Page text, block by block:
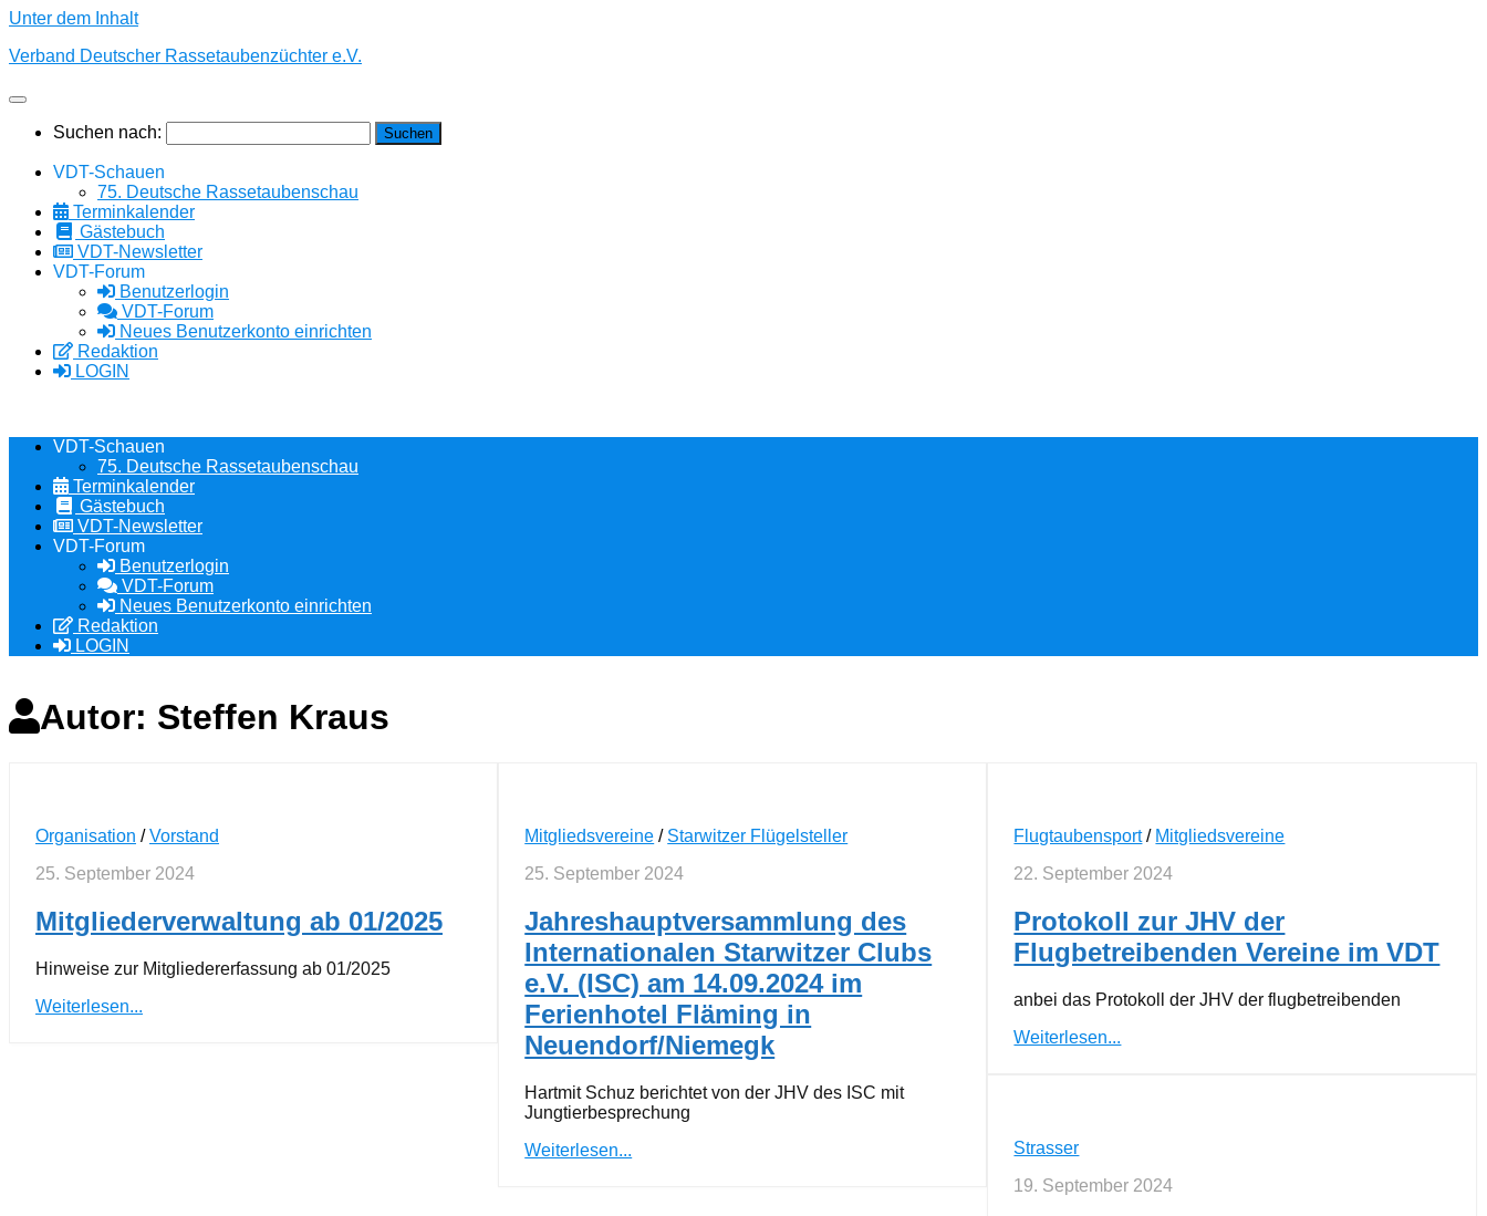
Unter dem Inhalt
Verband Deutscher Rassetaubenzüchter e.V.
Suchen nach:
VDT-Schauen
75. Deutsche Rassetaubenschau
Terminkalender
Gästebuch
VDT-Newsletter
VDT-Forum
Benutzerlogin
VDT-Forum
Neues Benutzerkonto einrichten
Redaktion
LOGIN
VDT-Schauen
75. Deutsche Rassetaubenschau
Terminkalender
Gästebuch
VDT-Newsletter
VDT-Forum
Benutzerlogin
VDT-Forum
Neues Benutzerkonto einrichten
Redaktion
LOGIN
Autor: Steffen Kraus
Organisation /Vorstand
25. September 2024
Mitgliederverwaltung ab 01/2025
Hinweise zur Mitgliedererfassung ab 01/2025
Weiterlesen...
Mitgliedsvereine / Starwitzer Flügelsteller
25. September 2024
Jahreshauptversammlung des
Internationalen Starwitzer Clubs
e.V. (ISC) am 14.09.2024 im
Ferienhotel Fläming in
Neuendorf/Niemegk
Hartmit Schuz berichtet von der JHV des ISC mit
Jungtierbesprechung
Weiterlesen...
Flugtaubensport/ Mitgliedsvereine
22. September 2024
Protokoll zur JHV der
Flugbetreibenden Vereine im VDT
anbei das Protokoll der JHV der flugbetreibenden
Weiterlesen...
Strasser
19. September 2024